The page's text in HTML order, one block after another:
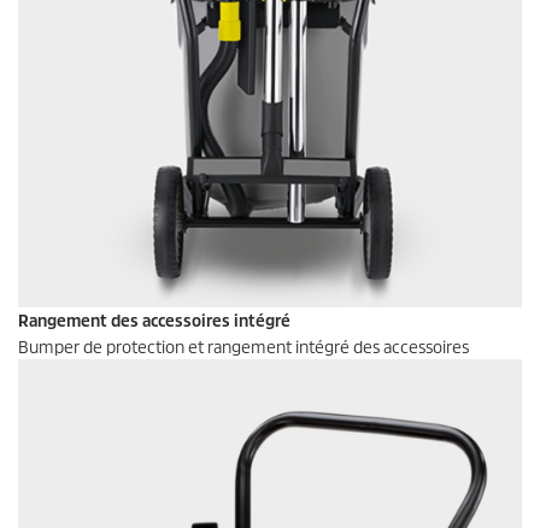
Rangement des accessoires intégré
Bumper de protection et rangement intégré des accessoires